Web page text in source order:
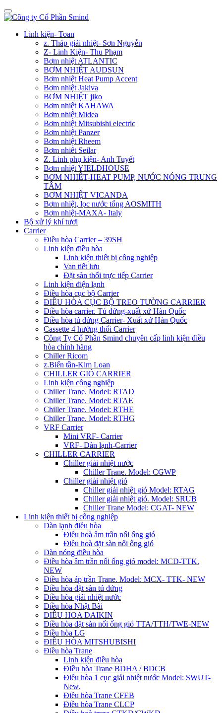
Linh kiện- Toan
z. Tháp giải nhiệt- Sơn Nguyễn
Z- Linh Kiện- Thu Phạm
Bơm nhiệt ATLANTIC
BƠM NHIỆT AUDSUN
Bơm nhiệt Heat Pump Accent
Bơm nhiệt Jakiva
BƠM NHIỆT jiko
Bơm nhiệt KAHAWA
Bơm nhiệt Midea
Bơm nhiệt Mitsubishi electric
Bơm nhiệt Panzer
Bơm nhiệt Rheem
Bơm nhiêt Seilar
Z. Linh phụ kiện- Anh Tuyết
Bơm nhiệt YIELDHOUSE
BƠM NHIÊT-HEAT PUMP, NƯỚC NÓNG TRUNG
TÂM
BƠM NHIỆT VICANDA
Bơm nhiệt, lọc nước tổng AOSMITH
Bơm nhiệt-MAXA- Italy
Bộ xử lý khí tươi
Carrier
Điều hòa Carrier – 39SH
Linh kiện điều hòa
Linh kiện thiết bị công nghiệp
Van tiết lưu
Đặt sàn thổi trực tiếp Carrier
Linh kiện điện lạnh
Điều hòa cục bộ Carrier
ĐIỀU HÒA CỤC BỘ TREO TƯỜNG CARRIER
Điều hòa carrier. Tủ đứng-xuất xứ Hàn Quốc
Điều hòa tủ đứng Carrier- Xuất xứ Hàn Quốc
Cassette 4 hướng thổi Carrier
Công Ty Cổ Phần Smind chuyên cấp linh kiện điều
hòa chính hãng
Chiller Ricom
z.Biến tần-Kim Loan
CHILLER GIÓ CARRIER
Linh kiện công nghiệp
Chiller Trane. Model: RTAD
Chiller Trane. Model: RTAE
Chiller Trane. Model: RTHE
Chiller Trane. Model: RTHG
VRF Carrier
Mini VRF- Carrier
VRF- Dàn lạnh-Carrier
CHILLER CARRIER
Chiller giải nhiệt nước
Chiller Trane. Model: CGWP
Chiller giải nhiệt gió
Chiller giải nhiệt gió Model: RTAG
Chiller giải nhiệt gió. Model: SRUB
Chiller Trane Model: CGAT- NEW
Linh kiện thiết bị công nghiệp
Dàn lạnh điều hòa
Điều hoà âm trần nối ống gió
Điều hoà đặt sàn nối ống gió
Dàn nóng điều hòa
Điều hòa âm trần nối ống gió model: MCD-TTK.
NEW
Điều hòa áp trần Trane. Model: MCX- TTK- NEW
Điều hòa đặt sàn tủ đứng
Điều hòa giải nhiệt nước
Điều hòa Nhật Bãi
ĐIÊU HOA DAIKIN
Điều hòa đặt sàn nối ống gió TTA/TTH/TWE-NEW
Điều hòa LG
ĐIỀU HÒA MITSHUBISHI
Điều hòa Trane
Linh kiện điều hòa
ĐIều hòa Trane BDHA / BDCB
Điều hòa 1 cục giải nhiệt nước Model: SWUT-
New.
Điều hòa Trane CFEB
Điều hòa Trane CLCP